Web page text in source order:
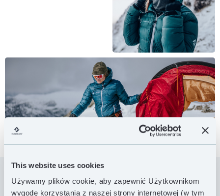
This website uses cookies
Używamy plików cookie, aby zapewnić Użytkownikom
wygodę korzystania z naszej strony internetowej (w tym
Najcieplejsza kurtka puchowa Cumulus®,